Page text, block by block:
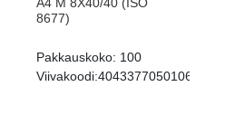
8677)
Pakkauskoko: 100
Viivakoodi:4043377050106